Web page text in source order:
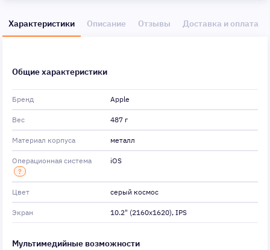
Характеристики Описание Отзывы Доставка и оплата
Общие характеристики
Бренд Apple
Вес 487 г
Материал корпуса металл
Операционная система
?
iOS
Цвет серый космос
Экран 10.2" (2160x1620), IPS
Мультимедийные возможности